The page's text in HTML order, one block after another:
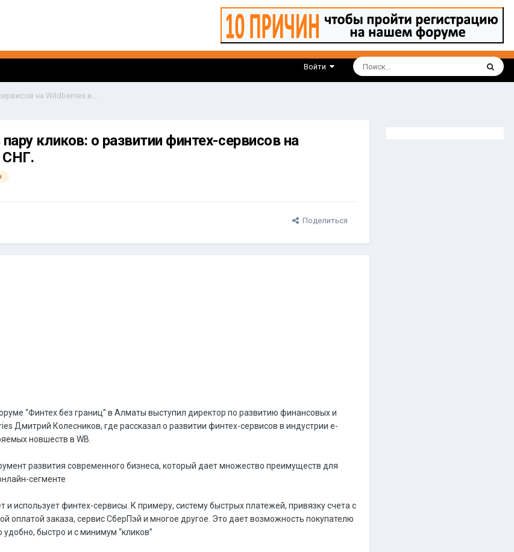
Войти
WB Global. Покупки в пару кликов: о развитии финтех-сервисов на Wildberries в странах СНГ.
кликов: о развитии финтех-сервисов на
СНГ.
Поделиться
“Финтех без границ” в Алматы выступил директор по развитию финансовых и
Дмитрий Колесников, где рассказал о развитии финтех-сервисов в индустрии e-
новшеств в WB.
развития современного бизнеса, который дает множество преимуществ для
сегменте
и использует финтех-сервисы. К примеру, систему быстрых платежей, привязку счета с
оплатой заказа, сервис СберПэй и многое другое. Это дает возможность покупателю
быстро и с минимум “кликов”